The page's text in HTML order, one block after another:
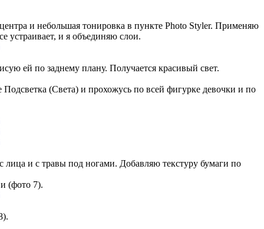
и небольшая тонировка в пункте Photo Styler. Применяю
устраивает, и я объединяю слои.
ей по заднему плану. Получается красивый свет.
(Света) и прохожусь по всей фигурке девочки и по
и с травы под ногами. Добавляю текстуру бумаги по
(фото 7).